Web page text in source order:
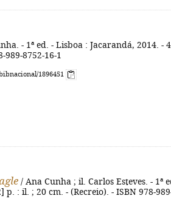
- 1ª ed. - Lisboa : Jacarandá, 2014. -
8752-16-1
1896451
/ Ana Cunha ; il. Carlos Esteves. - 1ª
: il. ; 20 cm. - (Recreio). - ISBN 978-